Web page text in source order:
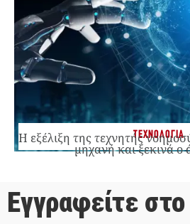
ΤΕΧΝΟΛΟΓΙΑ
Η εξέλιξη της τεχνητής
μηχανή και ξεκινά ο
Εγγραφείτε